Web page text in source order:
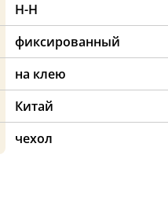
H-H
фиксированный
на клею
Китай
чехол